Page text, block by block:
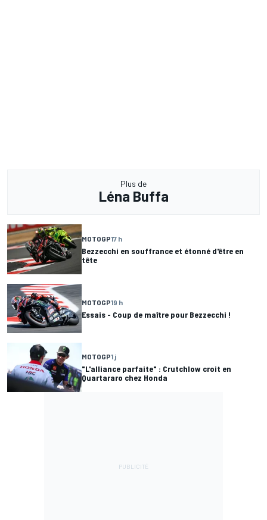
Plus de
Léna Buffa
MOTOGP17 h
Bezzecchi en souffrance et étonné d'être en
tête
MOTOGP19 h
Essais - Coup de maître pour Bezzecchi !
MOTOGP1 j
"L'alliance parfaite" : Crutchlow croit en
Quartararo chez Honda